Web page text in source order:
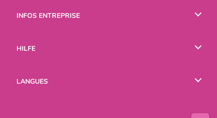
INFOS ENTREPRISE
HILFE
LANGUES